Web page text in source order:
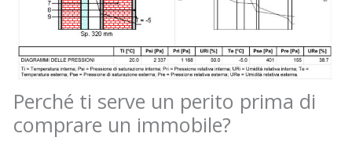
Perché ti serve un perito prima di
comprare un immobile?